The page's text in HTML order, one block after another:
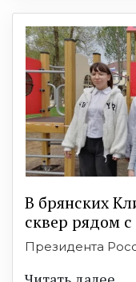
В брянских
сквер рядом
Президента